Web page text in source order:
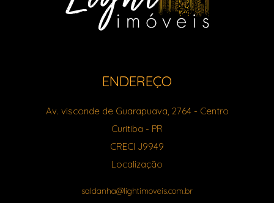
ENDEREÇO
Av. visconde de Guarapuava, 2764- Centro
Curitiba - PR
CRECI J9949
Localização
saldanha@lightimoveis.com.br